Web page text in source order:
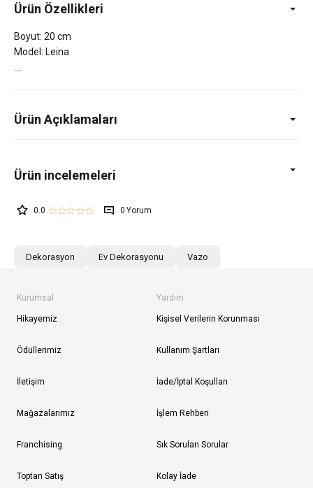
Ürün Özellikleri
Boyut: 20 cm
Model: Leina
Ürün Açıklamaları
0.0 0
Dekorasyon Ev Dekorasyonu Vazo
Kurumsal
Hikayemiz
Ödüllerimiz
İletişim
Mağazalarımız
Franchising
Toptan Satış
Yardım
Kişisel Verilerin Korunması
Kullanım Şartları
İade/İptal Koşulları
İşlem Rehberi
Sık Sorulan Sorular
Kolay İade